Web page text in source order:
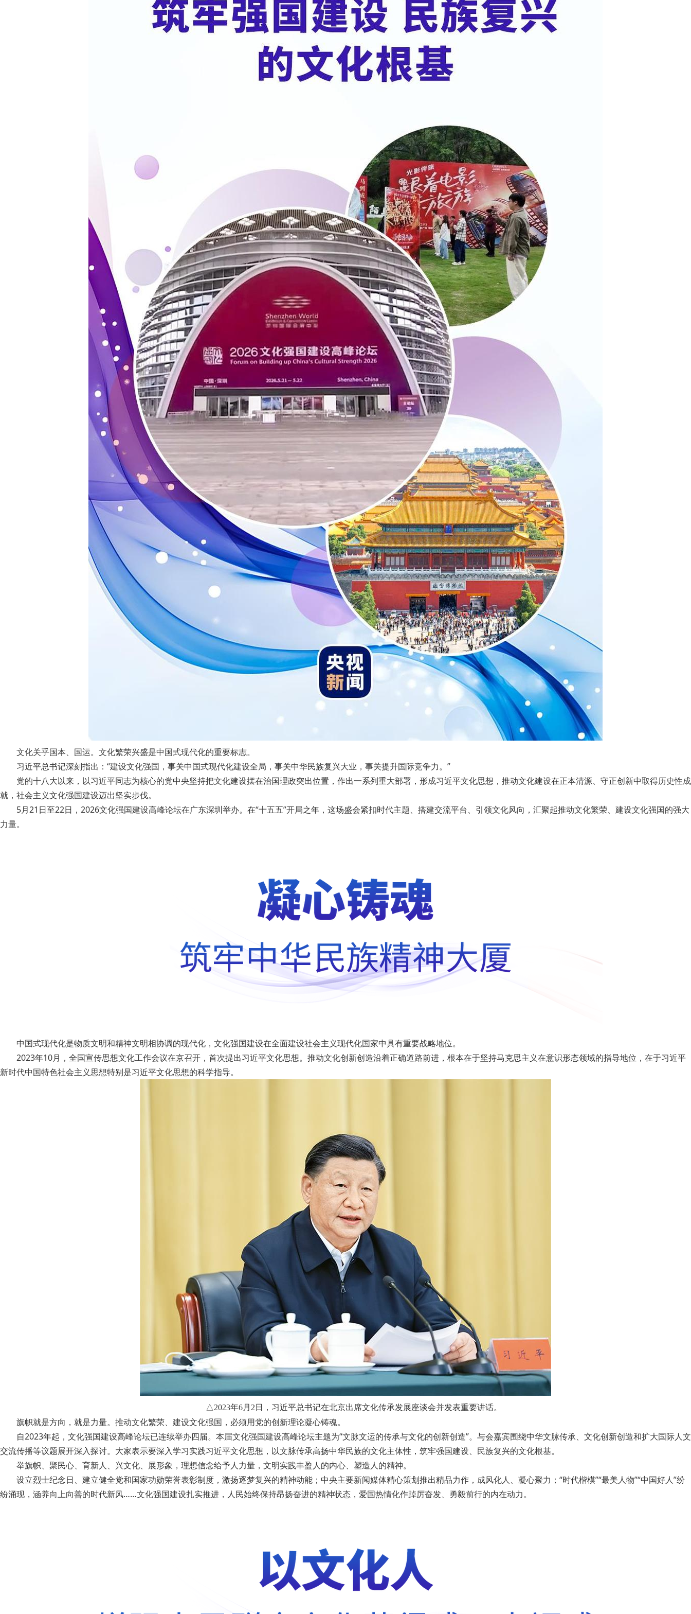
文化关乎国本、国运。文化繁荣兴盛是中国式现代化的重要标志。
习近平总书记深刻指出：“建设文化强国，事关中国式现代化建设全局，事关中华民族复兴大业，事关提升国际竞争力。”
党的十八大以来，以习近平同志为核心的党中央坚持把文化建设摆在治国理政突出位置，作出一系列重大部署，形成习近平文化思想，推动文化建设在正本清源、守正创新中取得历史性成
就，社会主义文化强国建设迈出坚实步伐。
5月21日至22日，2026文化强国建设高峰论坛在广东深圳举办。在“十五五”开局之年，这场盛会紧扣时代主题、搭建交流平台、引领文化风向，汇聚起推动文化繁荣、建设文化强国的强大
力量。
中国式现代化是物质文明和精神文明相协调的现代化，文化强国建设在全面建设社会主义现代化国家中具有重要战略地位。
2023年10月，全国宣传思想文化工作会议在京召开，首次提出习近平文化思想。推动文化创新创造沿着正确道路前进，根本在于坚持马克思主义在意识形态领域的指导地位，在于习近平
新时代中国特色社会主义思想特别是习近平文化思想的科学指导。
△2023年6月2日，习近平总书记在北京出席文化传承发展座谈会并发表重要讲话。
旗帜就是方向，就是力量。推动文化繁荣、建设文化强国，必须用党的创新理论凝心铸魂。
自2023年起，文化强国建设高峰论坛已连续举办四届。本届文化强国建设高峰论坛主题为“文脉文运的传承与文化的创新创造”。与会嘉宾围绕中华文脉传承、文化创新创造和扩大国际人文
交流传播等议题展开深入探讨。大家表示要深入学习实践习近平文化思想，以文脉传承高扬中华民族的文化主体性，筑牢强国建设、民族复兴的文化根基。
举旗帜、聚民心、育新人、兴文化、展形象，理想信念给予人力量，文明实践丰盈人的内心、塑造人的精神。
设立烈士纪念日、建立健全党和国家功勋荣誉表彰制度，激扬逐梦复兴的精神动能；中央主要新闻媒体精心策划推出精品力作，成风化人、凝心聚力；“时代楷模”“最美人物”“中国好人”纷
纷涌现，涵养向上向善的时代新风……文化强国建设扎实推进，人民始终保持昂扬奋进的精神状态，爱国热情化作踔厉奋发、勇毅前行的内在动力。